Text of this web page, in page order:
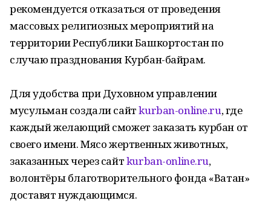
рекомендуется отказаться от проведения
массовых религиозных мероприятий на
территории Республики Башкортостан по
случаю празднования Курбан-байрам.
Для удобства при Духовном управлении
мусульман создали сайтkurban-online.ru, где
каждый желающий сможет заказать курбан от
своего имени. Мясо жертвенных животных,
заказанных через сайтkurban-online.ru,
волонтёры благотворительного фонда «Ватан»
доставят нуждающимся.